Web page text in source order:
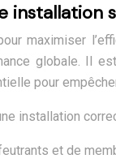
installation
maximiser
globale. Il
pour
installation
et de